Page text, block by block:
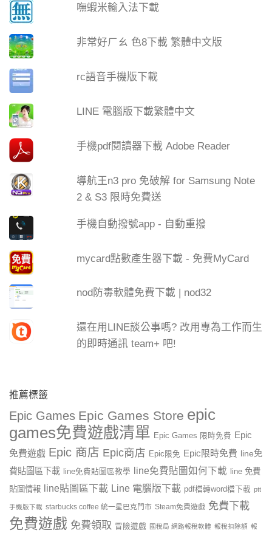
嘸蝦米輸入法下載
非常好ㄏㄠ 色8下載 繁體中文版
rc語音手機版下載
LINE 電腦版下載繁體中文
手機pdf閱讀器下載 Adobe Reader
導航王n3 pro 免破解 for Samsung Note
2 & S3 限時免費送
手機自動撥號app - 自動重撥
mycard點數產生器下載 - 免費MyCard
nod防毒軟體免費下載 | nod32
還在用LINE談公事嗎? 改用專為工作而生
的即時通訊 team+ 吧!
推薦標籤
Epic Games Epic Games Store epic
games免費遊戲清單 Epic Games 限時免費 Epic
免費遊戲 Epic 商店 Epic商店 Epic限免 Epic限時免費 line免
費貼圖區下載
line免費貼圖區教學 line免費貼圖如何下載
line 免費
貼圖情報 line貼圖區下載 Line 電腦版下載 pdf檔轉word檔下載 ptt
手機版下載 starbucks coffee 統一星巴克門市 Steam免費遊戲 免費下載
免費遊戲 免費領取 冒險遊戲 國稅局 網路報稅軟體 報稅扣除額 報